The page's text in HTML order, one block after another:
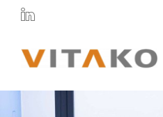
Zum
springen
Vitako